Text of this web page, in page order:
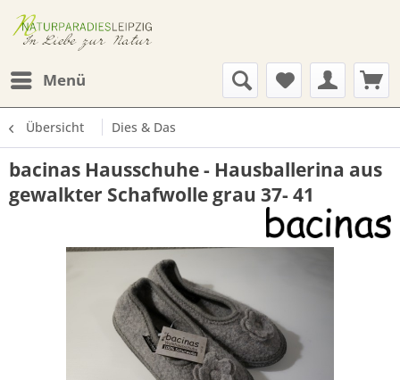
Menü
Übersicht Dies & Das
bacinas Hausschuhe - Hausballerina aus
gewalkter Schafwolle grau 37- 41